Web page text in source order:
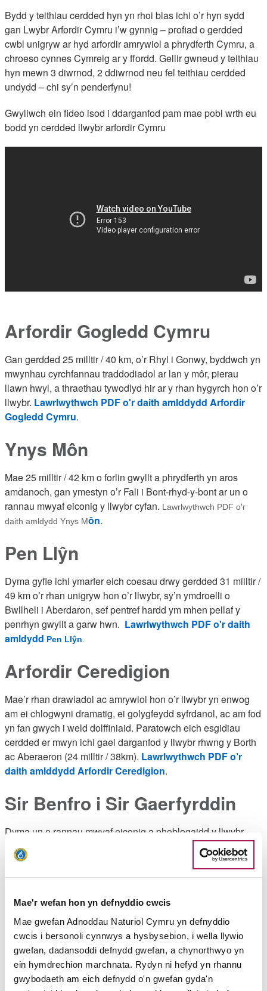
Mae'r wefan hon yn defnyddio cwcis
Mae gwefan Adnoddau Naturiol Cymru yn defnyddio
cwcis i bersonoli cynnwys a hysbysebion, i wella llywio
gwefan, dadansoddi defnydd gwefan, a chynorthwyo yn
ein hymdrechion marchnata. Rydyn ni hefyd yn rhannu
gwybodaeth am eich defnydd o'n gwefan gyda'n
Bydd y teithiau cerdded hyn yn rhoi blas ichi o’r hyn sydd
gan Lwybr Arfordir Cymru i’w gynnig – profiad o gerdded
cwbl unigryw ar hyd arfordir amrywiol a phrydferth Cymru, a
chroeso cynnes Cymreig ar y ffordd. Gellir gwneud y teithiau
hyn mewn 3 diwrnod, 2 ddiwrnod neu fel teithiau cerdded
undydd – chi sy’n penderfynu!
Gwyliwch ein fideo isod i ddarganfod pam mae pobl wrth eu
bodd yn cerdded llwybr arfordir Cymru
Arfordir Gogledd Cymru
Gan gerdded 25 milltir / 40 km, o’r Rhyl i Gonwy, byddwch yn
mwynhau cyrchfannau traddodiadol ar lan y môr, pierau
llawn hwyl, a thraethau tywodlyd hir ar y rhan hygyrch hon o’r
llwybr. Lawrlwythwch PDF o'r daith amlddydd Arfordir
Gogledd Cymru.
Ynys Môn
Mae 25 milltir / 42 km o forlin gwyllt a phrydferth yn aros
amdanoch, gan ymestyn o’r Fali i Bont-rhyd-y-bont ar un o
rannau mwyaf eiconig y llwybr cyfan. Lawrlwythwch PDF o'r
daith amldydd Ynys Môn.
Pen Llŷn
Dyma gyfle ichi ymarfer eich coesau drwy gerdded 31 milltir /
49 km o’r rhan unigryw hon o’r llwybr, sy’n ymdroelli o
Bwllheli i Aberdaron, sef pentref hardd ym mhen pellaf y
penrhyn gwyllt a garw hwn. Lawrlwythwch PDF o'r daith
amldydd Pen Llŷn
Arfordir Ceredigion
Mae’r rhan drawiadol ac amrywiol hon o’r llwybr yn enwog
am ei chlogwyni dramatig, ei golygfeydd syfrdanol, ac am fod
yn fan gwych i weld dolffiniaid. Paratowch eich esgidiau
cerdded er mwyn ichi gael darganfod y llwybr rhwng y Borth
ac Aberaeron (24 milltir / 38km). Lawrlwythwch PDF o’r
daith amlddydd Arfordir Ceredigion.
Sir Benfro i Sir Gaerfyrddin
Dyma un o rannau mwyaf eiconig a phoblogaidd y llwybr,
sy’n cynnig popeth, o olygfeydd o’r arfordir gwyllt ym
Maenorbŷr yn ne Sir Benfro, ynghyd â thraethau tywodlyd hir,
i draethau euraidd eang Pentywyn yn sir gyfagos
awydd i gerdded gweddill y llwybr.Lawrlwythwch PDF o’r daith
amlddyddSir Benfro i Sir Gaerfyrddin.
Sir Gaerfyrddin a Phenrhyn
Gŵyr